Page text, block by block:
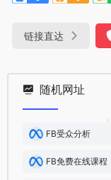
链接直达
随机网址
FB受众分析
FB免费在线课程